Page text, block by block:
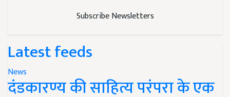
Subscribe Newsletters
Latest feeds
News
दंडकारण्य की साहित्य परंपरा के एक